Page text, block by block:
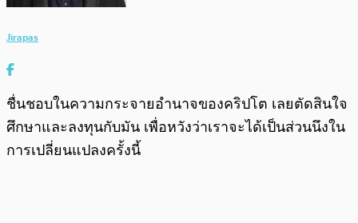
Jirapas
ชื่นชอบในความกระจายอำนาจของคริปโต เลยตัดสินใจ
ศึกษาและลงทุนกับมัน เพื่อหวังว่าเราจะได้เป็นส่วนนึงใน
การเปลี่ยนแปลงครั้งนี้